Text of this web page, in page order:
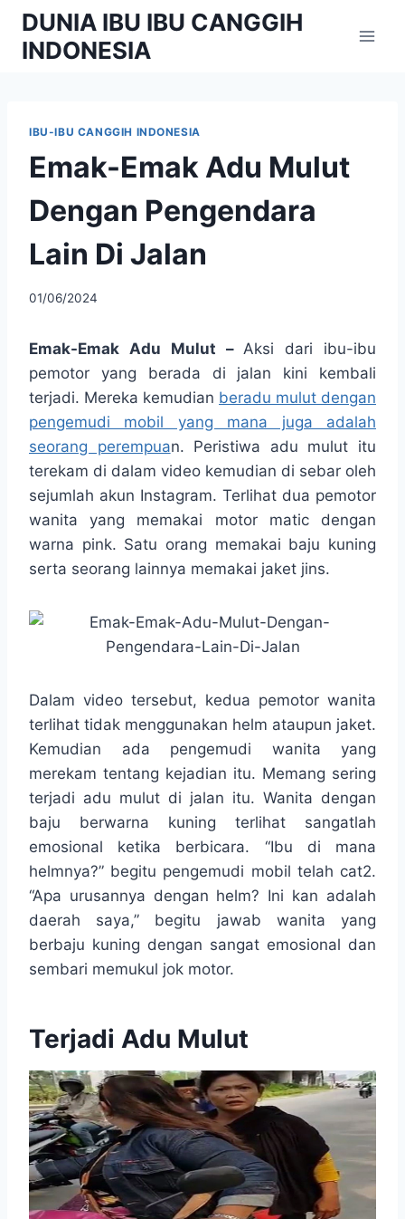
Skip
content
DUNIA IBU IBU CANGGIH
INDONESIA
IBU-IBU CANGGIH INDONESIA
Emak-Emak Adu Mulut
Dengan Pengendara
Lain Di Jalan
By
01/06/2024
Emak-Emak Adu Mulut – Aksi dari ibu-ibu
pemotor yang berada di jalan kini kembali
terjadi. Mereka kemudian beradu mulut dengan
pengemudi mobil yang mana juga adalah
seorang perempuan. Peristiwa adu mulut itu
terekam di dalam video kemudian di sebar oleh
sejumlah akun Instagram. Terlihat dua pemotor
wanita yang memakai motor matic dengan
warna pink. Satu orang memakai baju kuning
serta seorang lainnya memakai jaket jins.
Dalam video tersebut, kedua pemotor wanita
terlihat tidak menggunakan helm ataupun jaket.
Kemudian ada pengemudi wanita yang
merekam tentang kejadian itu. Memang sering
terjadi adu mulut di jalan itu. Wanita dengan
baju berwarna kuning terlihat sangatlah
emosional ketika berbicara. “Ibu di mana
helmnya?” begitu pengemudi mobil telah cat2.
“Apa urusannya dengan helm? Ini kan adalah
daerah saya,” begitu jawab wanita yang
berbaju kuning dengan sangat emosional dan
sembari memukul jok motor.
Terjadi Adu Mulut